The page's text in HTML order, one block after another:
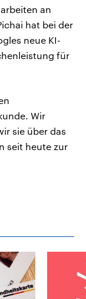
an
hat bei der
neue KI-
für
Wir
sie über das
seit heute zur